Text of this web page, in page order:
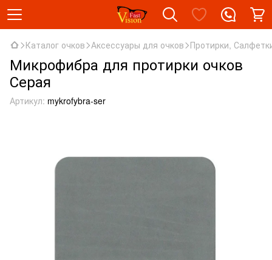
Каталог очков Аксессуары для очков Протирки,
Микрофибра для протирки очков
Серая
Артикул: mykrofybra-ser